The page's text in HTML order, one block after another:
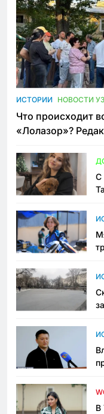
ИСТОРИИ НОВОСТИ
Что происходит
«Лолазор»?
С
В